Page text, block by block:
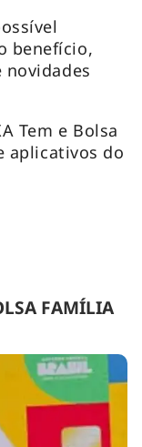
FAMÍLIA
benefício,
novidades
Tem e Bolsa
aplicativos do